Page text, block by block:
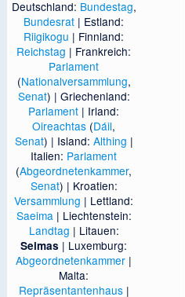
Deutschland: Bundestag,
Bundesrat | Estland:
Riigikogu | Finnland:
Reichstag | Frankreich:
Parlament
(Nationalversammlung,
Senat) | Griechenland:
Parlament | Irland:
Oireachtas (Dáil,
Senat) | Island: Althing |
Italien: Parlament
(Abgeordnetenkammer,
Senat) | Kroatien:
Versammlung | Lettland:
Saeima | Liechtenstein:
Landtag | Litauen:
Seimas | Luxemburg:
Abgeordnetenkammer |
Malta:
Repräsentantenhaus|